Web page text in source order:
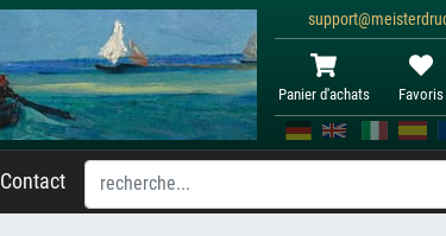
Panier d'achats Favoris
Contact